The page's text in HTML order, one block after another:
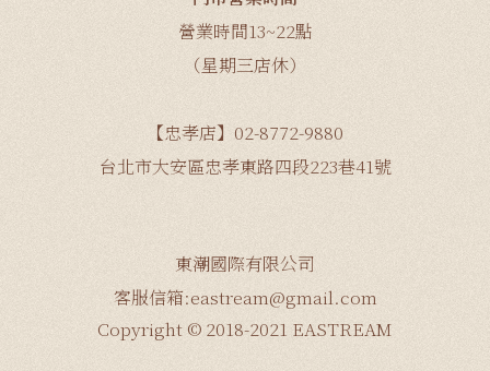
營業時間13~22點
（星期三店休）
【忠孝店】02-8772-9880
台北市大安區忠孝東路四段223巷41號
東潮國際有限公司
客服信箱:eastream@gmail.com
Copyright © 2018-2021 EASTREAM